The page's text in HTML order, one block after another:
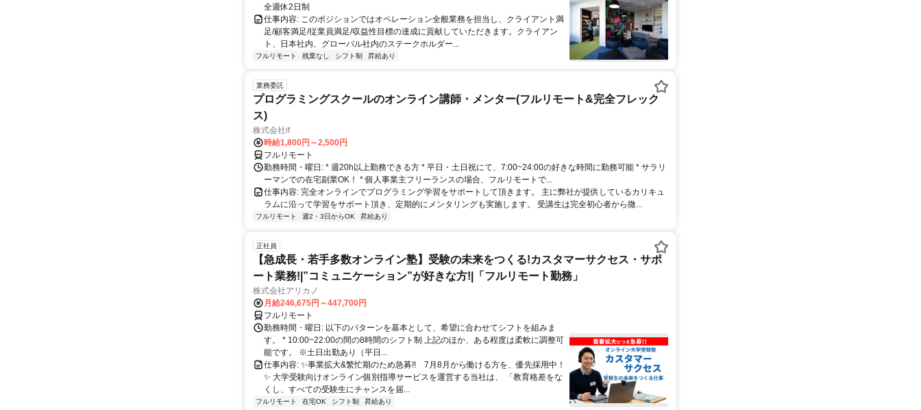
全週休2日制
仕事内容: このポジションではオペレーション全般業務を担当し、クライアント満
足/顧客満足/従業員満足/収益性目標の達成に貢献していただきます。クライアン
ト、日本社内、グローバル社内のステークホルダー...
フルリモート 残業なし シフト制 昇給あり
業務委託
プログラミングスクールのオンライン講師・メンター(フルリモート&完全フレック
ス)
株式会社if
時給1,800円～2,500円
フルリモート
勤務時間・曜日: * 週20h以上勤務できる方 * 平日・土日祝にて、7:00~24:00の好きな時間に勤務可能 * サラリ
ーマンでの在宅副業OK！ * 個人事業主フリーランスの場合、フルリモートで...
仕事内容: 完全オンラインでプログラミング学習をサポートして頂きます。 主に弊社が提供しているカリキュ
ラムに沿って学習をサポート頂き、定期的にメンタリングも実施します。 受講生は完全初心者から微...
フルリモート 週2・3日からOK 昇給あり
正社員
【急成長・若手多数オンライン塾】受験の未来をつくる!カスタマーサクセス・サポ
ート業務!|”コミュニケーション”が好きな方!|「フルリモート勤務」
株式会社アリカノ
月給246,675円～447,700円
フルリモート
勤務時間・曜日: 以下のパターンを基本として、希望に合わせてシフトを組みま
す。 * 10:00~22:00の間の8時間のシフト制 上記のほか、ある程度は柔軟に調整可
能です。 ※土日出勤あり（平日...
仕事内容: ✨️事業拡大&繁忙期のため急募!! 7月8月から働ける方を、優先採用中！
✨️ 大学受験向けオンライン個別指導サービスを運営する当社は、 「教育格差をな
くし、すべての受験生にチャンスを届...
フルリモート 在宅OK シフト制 昇給あり